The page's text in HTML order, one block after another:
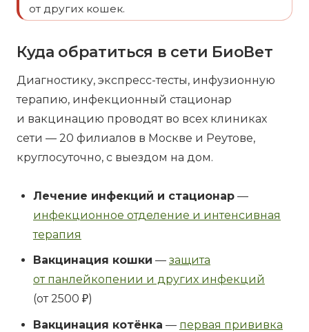
от других кошек.
Куда обратиться в сети БиоВет
Диагностику, экспресс-тесты, инфузионную
терапию, инфекционный стационар
и вакцинацию проводят во всех клиниках
сети — 20 филиалов в Москве и Реутове,
круглосуточно, с выездом на дом.
Лечение инфекций и стационар —
инфекционное отделение и интенсивная
терапия
Вакцинация кошки — защита
от панлейкопении и других инфекций
(от 2500 ₽)
Вакцинация котёнка — первая прививка